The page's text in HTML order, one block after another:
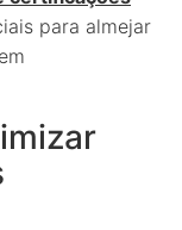
para almejar